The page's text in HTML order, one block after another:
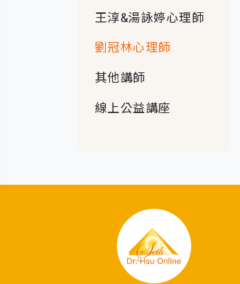
王淳&湯詠婷心理師
劉冠林心理師
其他講師
線上公益講座